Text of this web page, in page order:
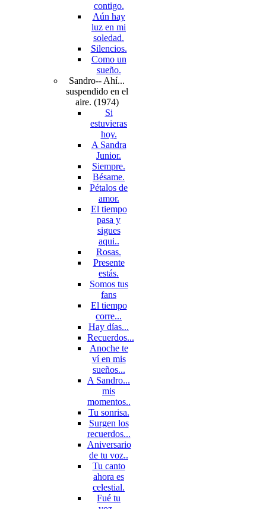
contigo.
Aún hay
luz en mi
soledad.
Silencios.
Como un
sueño.
Sandro-- Ahí...
suspendido en el
aire. (1974)
Si
estuvieras
hoy.
A Sandra
Junior.
Siempre.
Bésame.
Pétalos de
amor.
El tiempo
pasa y
sigues
aqui..
Rosas.
Presente
estás.
Somos tus
fans
El tiempo
corre...
Hay días...
Recuerdos...
Anoche te
ví en mis
sueños...
A Sandro...
mis
momentos..
Tu sonrisa.
Surgen los
recuerdos...
Aniversario
de tu voz..
Tu canto
ahora es
celestial.
Fué tu